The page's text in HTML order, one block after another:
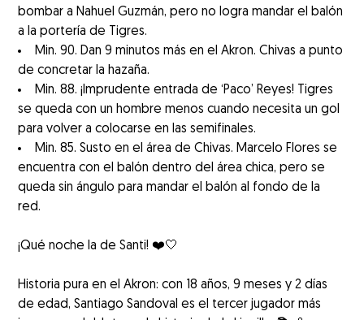
bombar a Nahuel Guzmán, pero no logra mandar el balón
a la portería de Tigres.
Min. 90. Dan 9 minutos más en el Akron. Chivas a punto
de concretar la hazaña.
Min. 88. ¡Imprudente entrada de ‘Paco’ Reyes! Tigres
se queda con un hombre menos cuando necesita un gol
para volver a colocarse en las semifinales.
Min. 85. Susto en el área de Chivas. Marcelo Flores se
encuentra con el balón dentro del área chica, pero se
queda sin ángulo para mandar el balón al fondo de la
red.
¡Qué noche la de Santi! ❤️🤍
Historia pura en el Akron: con 18 años, 9 meses y 2 días
de edad, Santiago Sandoval es el tercer jugador más